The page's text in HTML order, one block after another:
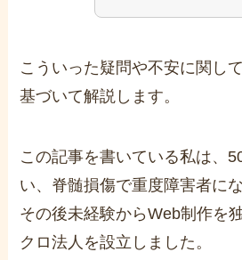
こういった疑問や不安に関し
基づいて解説します。
この記事を書いている私は、
い、脊髄損傷で重度障害者に
その後未経験からWeb制作を
クロ法人を設立しました。